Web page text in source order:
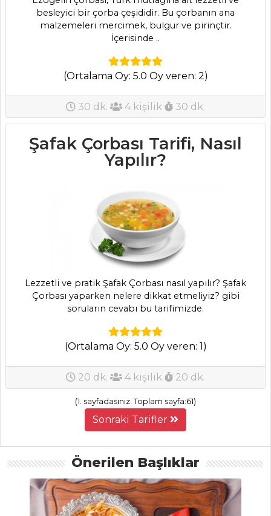
Wonton Çorbası
Tarifi, Nasıl Yapılır?
Masterchef Tüm
PASTA VE
TATLILAR
Frambuazlı
Profiterol Tarifi,
Peynir Kremalı
Tarifi, Nasıl Yapılır?
Pasta ve Tatlılar
MEZELER VE
SOSLAR
Karidesli Kareviz
Püresi Tarifi, Nasıl
Cacık Tarifi, Nasıl
Yoğurtlu
Patlıcan Ezme
besleyici bir çorba çeşididir. Bu çorbanın ana
malzemeleri mercimek, bulgur ve pirinçtir.
İçerisinde ..
(Ortalama Oy: 5.0 Oy veren: 2)
30 dk. 4 kişilik 30 dk.
Şafak Çorbası Tarifi, Nasıl
Yapılır?
Lezzetli ve pratik Şafak Çorbası nasıl yapılır? Şafak
Çorbası yaparken nelere dikkat etmeliyiz? gibi
soruların cevabı bu tarifimizde.
(Ortalama Oy: 5.0 Oy veren: 1)
20 dk. 4 kişilik 20 dk.
(1. sayfadasınız. Toplam sayfa:61)
Sonraki Tarifler
Önerilen Başlıklar